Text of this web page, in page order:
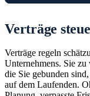
Verträge
Verträge regeln
Unternehmens. Sie
die Sie gebunden
auf dem Laufenden.